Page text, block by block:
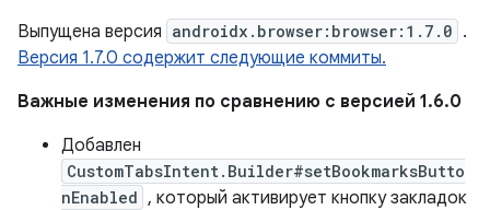
Выпущена версия androidx.browser:browser:1.7.0 .
Версия 1.7.0 содержит следующие коммиты.
Важные изменения по сравнению с версией 1.6.0
Добавлен
CustomTabsIntent.Builder#setBookmarksButto
nEnabled , который активирует кнопку закладок